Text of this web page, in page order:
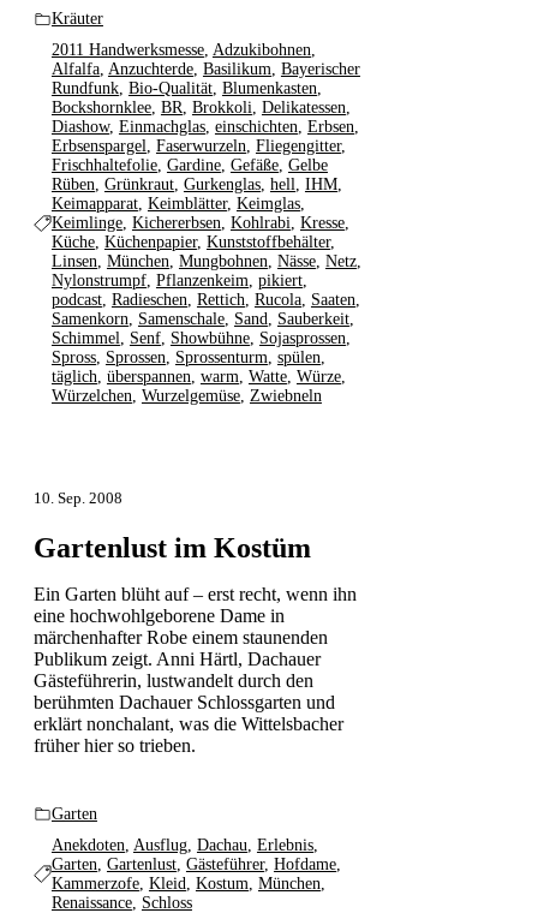
Kräuter
2011 Handwerksmesse, Adzukibohnen
Alfalfa, Anzuchterde, Basilikum Bayerischer
Rundfunk, Bio-Qualität, Blumenkasten
Bockshornklee, BR Brokkoli Delikatessen
Diashow, Einmachglas, einschichten Erbsen
Erbsenspargel
Faserwurzeln Fliegengitter,
Frischhaltefolie, Gardine, Gefäße, Gelbe
Rüben Grünkraut, Gurkenglas, hell IHM,
Keimapparat, Keimblätter, Keimglas,
Keimlinge, Kichererbsen Kohlrabi Kresse,
Küche, Küchenpapier, Kunststoffbehälter,
Linsen München Mungbohnen Nässe, Netz,
Nylonstrumpf, Pflanzenkeim pikiert,
podcast, Radieschen Rettich Rucola, Saaten
Samenkorn
Samenschale, Sand Sauberkeit,
Schimmel
Senf, Showbühne, Sojasprossen
Spross, Sprossen Sprossenturm spülen
täglich überspannen warm Watte, Würze,
Würzelchen Wurzelgemüse, Zwiebneln
10. Sep. 2008
Gartenlust im Kostüm
Ein Garten blüht auf – erst recht, wenn ihn
eine hochwohlgeborene Dame in
märchenhafter Robe einem staunenden
Publikum zeigt. Anni Härtl, Dachauer
Gästeführerin, lustwandelt durch den
berühmten Dachauer Schlossgarten und
erklärt nonchalant, was die Wittelsbacher
früher hier so trieben.
Garten
Anekdoten Ausflug, Dachau Erlebnis,
Garten Gartenlust, Gästeführer, Hofdame,
Kammerzofe, Kleid Kostum München
Renaissance, Schloss